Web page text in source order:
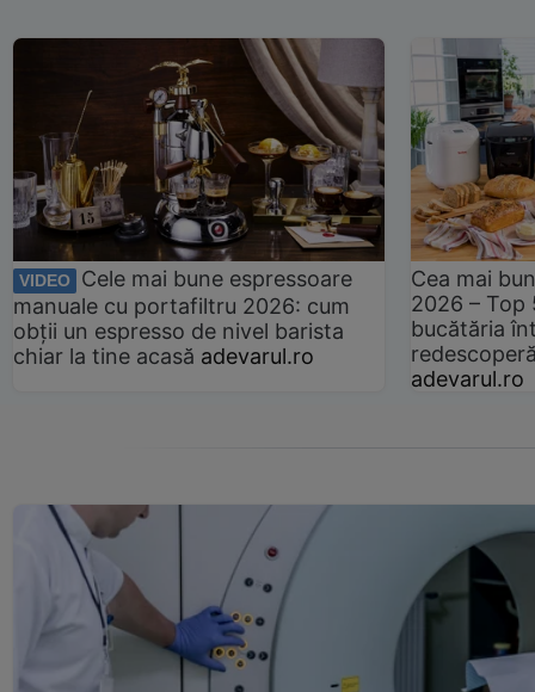
VIDEO
Cele mai bune espressoare
manuale cu portafiltru 2026: cum
obții un espresso de nivel barista
chiar la tine acasă adevarul.ro
Cea mai
2026 –
bucătăria
adevarul.ro